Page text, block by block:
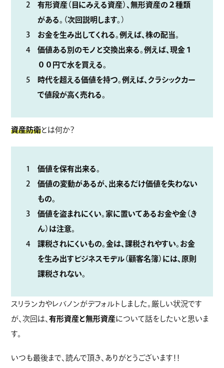
有形資産（目にみえる資産）、無形資産の２種類
がある。（次回説明します。 ）
お金を生み出してくれる。例えば、株の配当。
価値ある別のモノと交換出来る。例えば、現金１
００円で水を買える。
時代を超える価値を持つ。例えば、クラシックカー
で値段が高く売れる。
資産防衛とは何か？
価値を保有出来る。
価値の変動があるが、出来るだけ価値を失わない
もの。
価値を盗まれにくい。家に置いてあるお金や金（き
ん）は注意。
課税されにくいもの。金は、課税されやすい。お金
を生み出すビジネスモデル（顧客名簿）には、原則
課税されない。
スリランカやレバノンがデフォルトしました。厳しい状況です
が、次回は、有形資産と無形資産について話をしたいと思いま
す。
いつも最後まで、読んで頂き、ありがとうございます！！